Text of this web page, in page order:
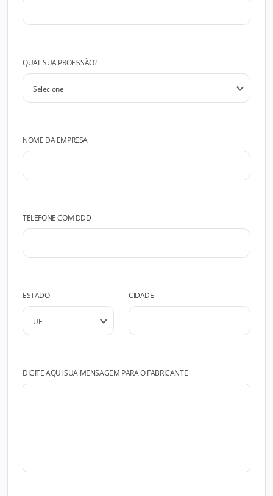
QUAL SUA PROFISSÃO?
NOME DA EMPRESA
TELEFONE COM DDD
ESTADO CIDADE
DIGITE AQUI SUA MENSAGEM PARA O FABRICANTE